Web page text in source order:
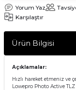
Yorum Yaz
Karşılaştır
Ürün Bilgisi
Açıklamalar:
Hızlı hareket etmeniz ve
Lowepro Photo Active